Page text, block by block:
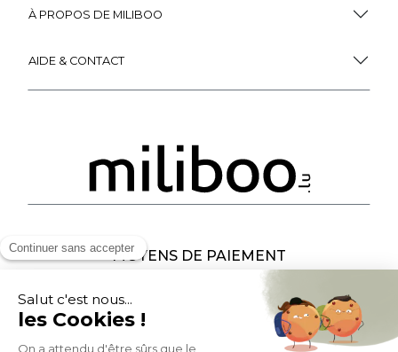
À PROPOS DE MILIBOO
AIDE & CONTACT
MOYENS DE PAIEMENT